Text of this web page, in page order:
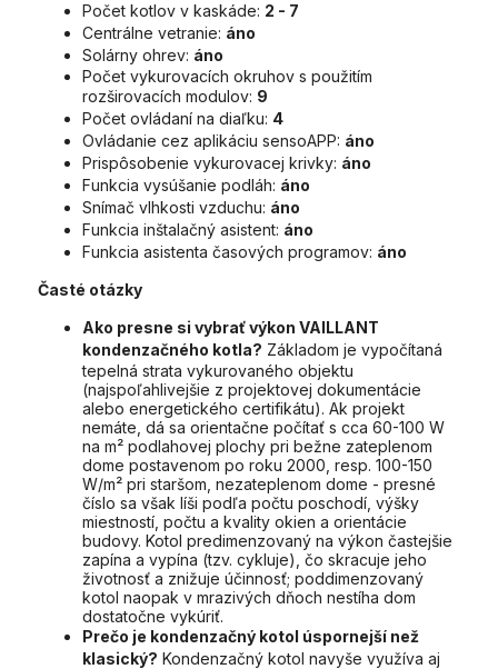
Počet kotlov v kaskáde: 2 - 7
Centrálne vetranie: áno
Solárny ohrev: áno
Počet vykurovacích okruhov s použitím
rozširovacích modulov: 9
Počet ovládaní na diaľku: 4
Ovládanie cez aplikáciu sensoAPP: áno
Prispôsobenie vykurovacej krivky: áno
Funkcia vysúšanie podláh: áno
Snímač vlhkosti vzduchu: áno
Funkcia inštalačný asistent: áno
Funkcia asistenta časových programov: áno
Časté otázky
Ako presne si vybrať výkon VAILLANT
kondenzačného kotla? Základom je vypočítaná
tepelná strata vykurovaného objektu
(najspoľahlivejšie z projektovej dokumentácie
alebo energetického certifikátu). Ak projekt
nemáte, dá sa orientačne počítať s cca 60-100 W
na m² podlahovej plochy pri bežne zateplenom
dome postavenom po roku 2000, resp. 100-150
W/m² pri staršom, nezateplenom dome - presné
číslo sa však líši podľa počtu poschodí, výšky
miestností, počtu a kvality okien a orientácie
budovy. Kotol predimenzovaný na výkon častejšie
zapína a vypína (tzv. cykluje), čo skracuje jeho
životnosť a znižuje účinnosť; poddimenzovaný
kotol naopak v mrazivých dňoch nestíha dom
dostatočne vykúriť.
Prečo je kondenzačný kotol úspornejší než
klasický? Kondenzačný kotol navyše využíva aj